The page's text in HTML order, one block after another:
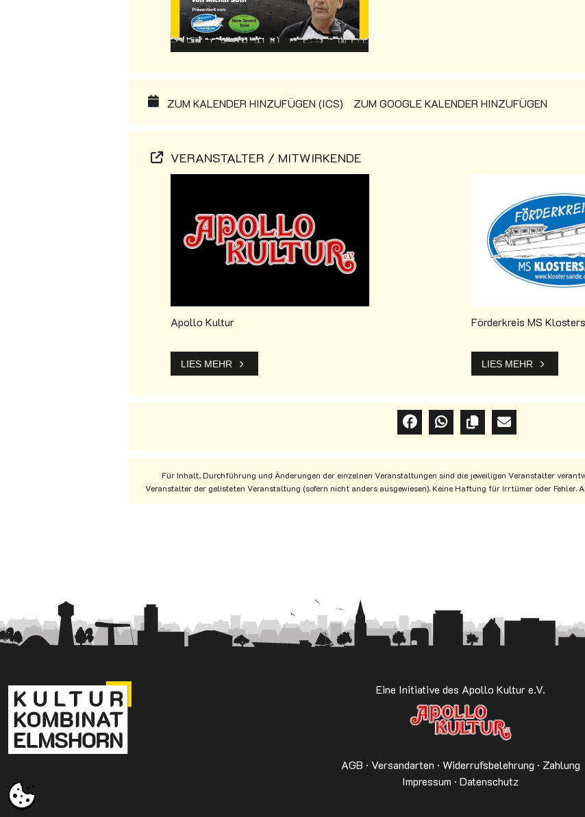
ZUM KALENDER HINZUFÜGEN (ICS) ZUM GOOGLE KALENDER HINZUFÜGEN
VERANSTALTER / MITWIRKENDE
Apollo Kultur
LIES MEHR
Förderkreis MS
LIES MEHR
Für Inhalt, Durchführung und Änderungen der einzelnen Veranstaltungen sind die jeweiligen Veranstalter
Veranstalter der gelisteten Veranstaltung (sofern nicht anders ausgewiesen). Keine Haftung für Irrtümer oder Fehler.
Eine Initiative des Apollo Kultur e.V.
AGB · Versandarten · Widerrufsbelehrung · Zahlung
Impressum · Datenschutz